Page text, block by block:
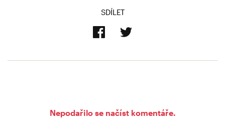
SDÍLET
Nepodařilo se načíst komentáře.